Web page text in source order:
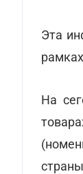
Эта
На